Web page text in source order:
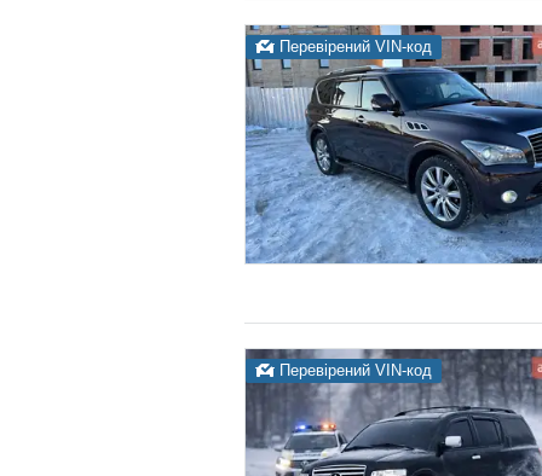
Перевірений VIN-код
Перевірений VIN-код